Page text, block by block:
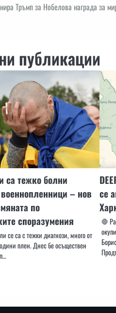
Тръмп за Нобелова награда за
публикации
са тежко болни
– нов
по
споразумения
се са с тежки диагнози, много от
плен. Днес бе осъществен
се
🛑